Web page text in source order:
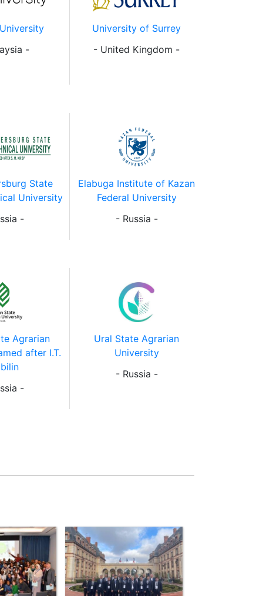
-
University of Surrey
- United Kingdom -
State
University
-
Elabuga Institute of Kazan
Federal University
- Russia -
Agrarian
after I.T.
-
Ural State Agrarian
University
- Russia -